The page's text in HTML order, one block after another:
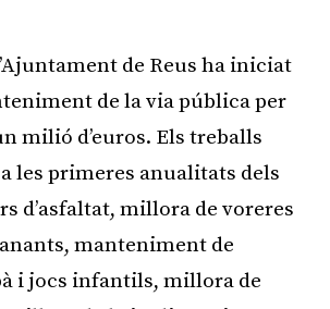
de Reus ha iniciat
de la via pública per
milió d’euros. Els treballs
les primeres anualitats dels
d’asfaltat, millora de voreres
manteniment de
i jocs infantils, millora de